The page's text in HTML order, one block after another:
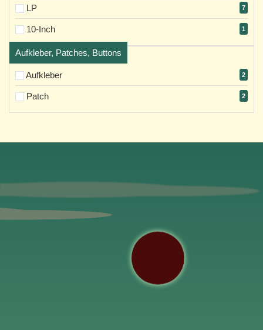
LP 7
10-Inch 1
Aufkleber, Patches, Buttons
Aufkleber 2
Patch 2